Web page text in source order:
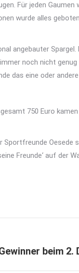
Für jeden Gaumen
wurde alles
angebauter
noch nicht
das eine oder
750 Euro
Oesede
Freunde‘ auf der
beim 2.